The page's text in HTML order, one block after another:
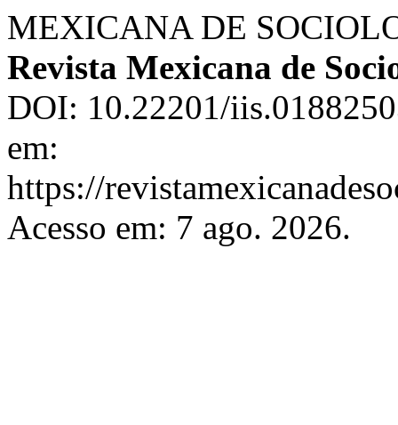
MEXICANA DE
Revista Mexicana de
DOI: 10.22201/
em:
https://
Acesso em: 7 ago. 2026.